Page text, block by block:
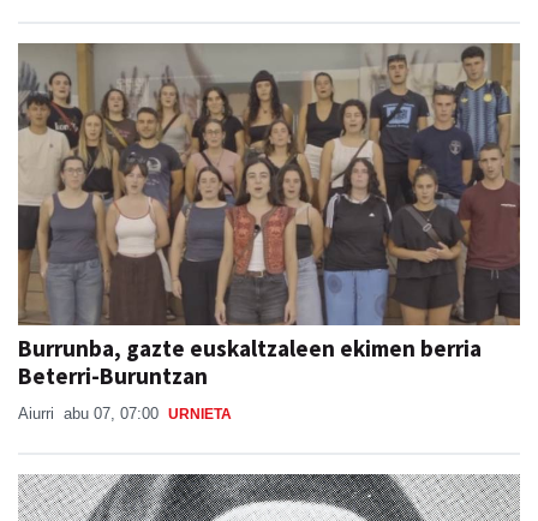
Burrunba, gazte euskaltzaleen ekimen berria
Beterri-Buruntzan
Aiurri abu 07, 07:00 URNIETA